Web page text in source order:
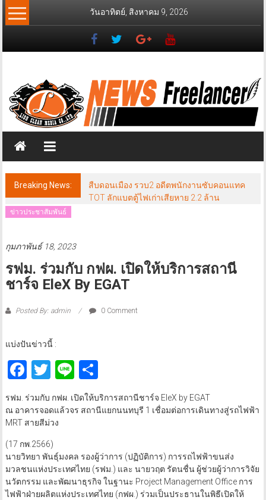
Skip
to
วันอาทิตย์, สิงหาคม 9, 2026
News
Freelancer
วส์
ฟรี
แลน
เซอร์
Breaking News:
สืบดอนเมือง รวบ2 อดีตพนักงานซับคอนแทค
TOT ลักแบตตู้ไฟเก่าเสียหาย 2.2 ล้าน
ข่าวประชาสัมพันธ์
กุมภาพันธ์ 18, 2023
รฟม. ร่วมกับ กฟผ. เปิดให้บริการสถานี
ชาร์จ EleX By EGAT
Posted By: admin 0 Comment
แบ่งปันข่าวนี้ :
Facebook
Twitter
LineShare
รฟม. ร่วมกับ กฟผ. เปิดให้บริการสถานีชาร์จ EleX by EGAT
ณ อาคารจอดแล้วจร สถานีแยกนนทบุรี 1 เชื่อมต่อการเดินทางสู่รถไฟฟ้า
MRT สายสีม่วง
(17 กพ.2566)
นายวิทยา พันธุ์มงคล รองผู้ว่าการ (ปฏิบัติการ) การรถไฟฟ้าขนส่ง
มวลชนแห่งประเทศไทย (รฟม.) และ นายวฤต รัตนชื่น ผู้ช่วยผู้ว่าการวิจัย
นวัตกรรม และพัฒนาธุรกิจ ในฐานะ Project Management Office การ
ไฟฟ้าฝ่ายผลิตแห่งประเทศไทย (กฟผ.) ร่วมเป็นประธานในพิธีเปิดให้